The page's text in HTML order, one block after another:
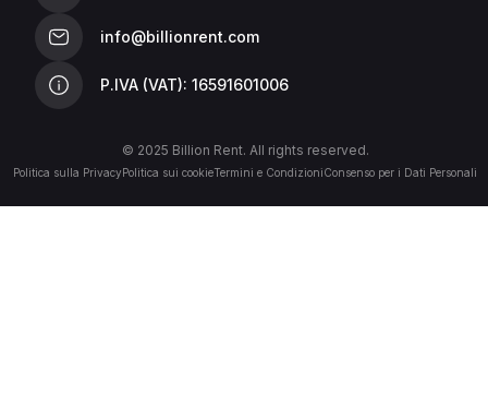
info@billionrent.com
P.IVA (VAT): 16591601006
© 2025 Billion Rent. All rights reserved.
Politica sulla PrivacyPolitica sui cookieTermini e CondizioniConsenso per i Dati Personali